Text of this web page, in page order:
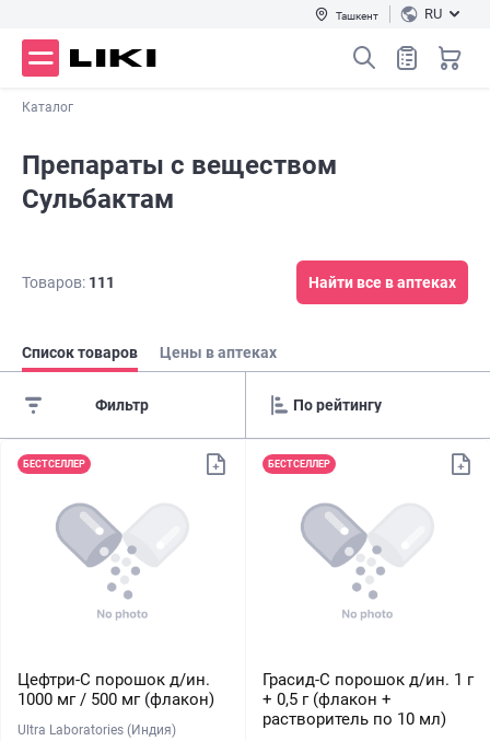
Ташкент RU
Каталог
Препараты с веществом
Сульбактам
Товаров: 111 Найти все в аптеках
Список товаров Цены в аптеках
Фильтр
БЕСТСЕЛЛЕР
Цефтри-С порошок д/ин.
1000 мг / 500 мг (флакон)
Ultra Laboratories (Индия)
БЕСТСЕЛЛЕР
Грасид-С порошок д/ин. 1 г
+ 0,5 г (флакон +
растворитель по 10 мл)